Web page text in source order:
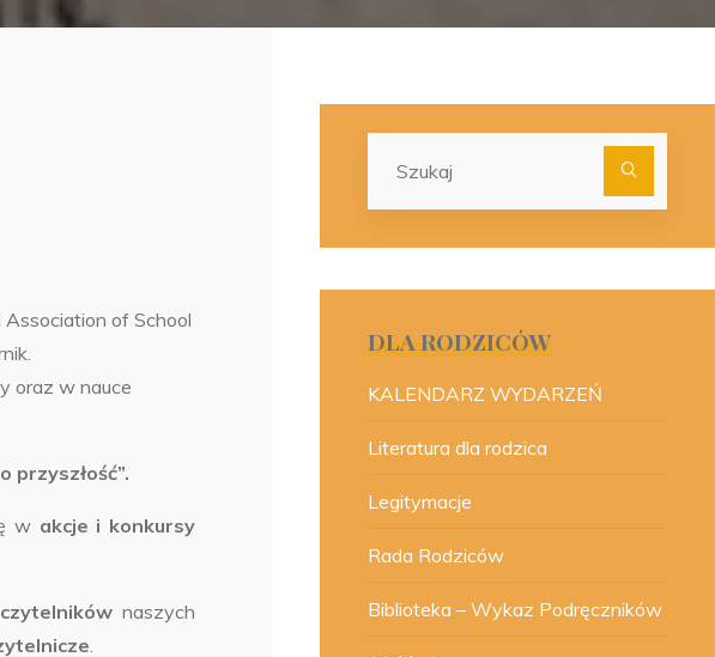
of School
oraz w nauce
przyszłość”.
w akcje i konkursy
naszych
DLA RODZICÓW
KALENDARZ WYDARZEŃ
Literatura dla rodzica
Legitymacje
Rada Rodziców
Biblioteka – Wykaz Podręczników